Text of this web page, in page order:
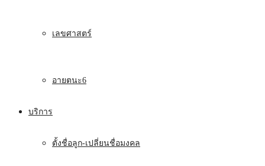
เลขศาสตร์
อายตนะ6
บริการ
ตั้งชื่อลูก-เปลี่ยนชื่อมงคล